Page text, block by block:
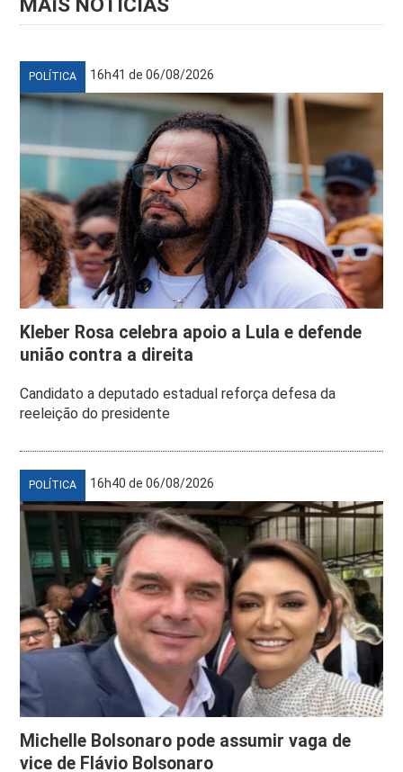
MAIS NOTÍCIAS
POLÍTICA 16h41 de 06/08/2026
Kleber Rosa celebra apoio a Lula e defende
união contra a direita
Candidato a deputado estadual reforça defesa da
reeleição do presidente
POLÍTICA 16h40 de 06/08/2026
Michelle Bolsonaro pode assumir vaga de
vice de Flávio Bolsonaro